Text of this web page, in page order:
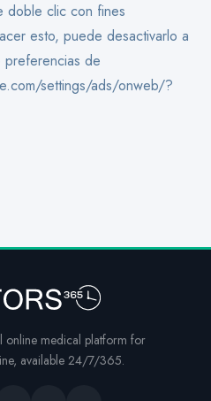
doble clic con fines
esto, puede desactivarlo a
preferencias de
settings/ads/onweb/?
online medical platform for
available 24/7/365.